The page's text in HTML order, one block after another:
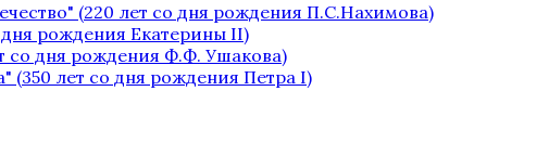
(220 лет со дня рождения П.С.Нахимова)
дня рождения Екатерины II)
со дня рождения Ф.Ф. Ушакова)
(350 лет со дня рождения Петра I)